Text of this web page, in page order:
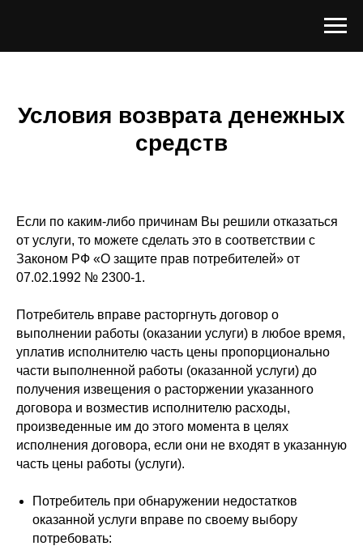
Условия возврата денежных
средств
Если по каким-либо причинам Вы решили отказаться
от услуги, то можете сделать это в соответствии с
Законом РФ «О защите прав потребителей» от
07.02.1992 № 2300-1.
Потребитель вправе расторгнуть договор о
выполнении работы (оказании услуги) в любое время,
уплатив исполнителю часть цены пропорционально
части выполненной работы (оказанной услуги) до
получения извещения о расторжении указанного
договора и возместив исполнителю расходы,
произведенные им до этого момента в целях
исполнения договора, если они не входят в указанную
часть цены работы (услуги).
Потребитель при обнаружении недостатков
оказанной услуги вправе по своему выбору
потребовать: